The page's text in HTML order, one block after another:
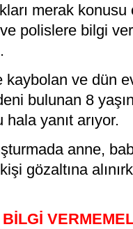
merak
polislere bilgi
kaybolan ve dün
bulunan 8
yanıt arıyor.
anne,
gözaltına